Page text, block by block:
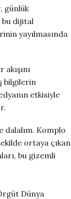
günlük
bu dijital
yayılmasında
bilgilerin
etkisiyle
dalalım. Komplo
ortaya çıkan
bu gizemli
Dünya